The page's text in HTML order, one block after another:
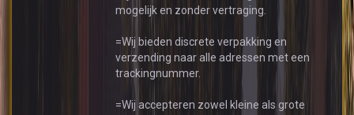
mogelijk en zonder vertraging.
=Wij bieden discrete verpakking en
verzending naar alle adressen met een
trackingnummer.
=Wij accepteren zowel kleine als grote